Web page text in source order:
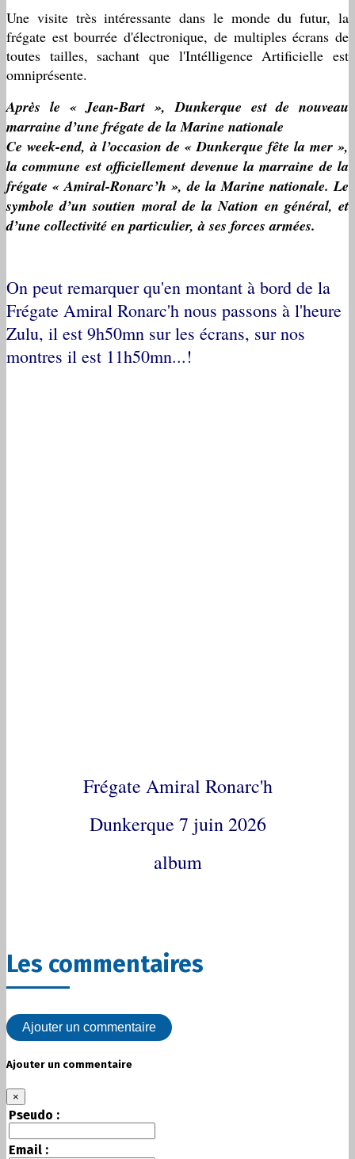
Une visite très intéressante dans le monde du futur, la
frégate est bourrée d'électronique, de multiples écrans de
toutes tailles, sachant que l'Intélligence Artificielle est
omniprésente.
Après le « Jean-Bart », Dunkerque est de nouveau
marraine d’une frégate de la Marine nationale
Ce week-end, à l’occasion de « Dunkerque fête la mer »,
la commune est officiellement devenue la marraine de la
frégate « Amiral-Ronarc’h », de la Marine nationale. Le
symbole d’un soutien moral de la Nation en général, et
d’une collectivité en particulier, à ses forces armées.
On peut remarquer qu'en montant à bord de la
Frégate Amiral Ronarc'h nous passons à l'heure
Zulu, il est 9h50mn sur les écrans, sur nos
montres il est 11h50mn...!
Frégate Amiral Ronarc'h
Dunkerque 7 juin 2026
album
Les commentaires
Ajouter un commentaire
Ajouter un commentaire
×
Pseudo :
Email :